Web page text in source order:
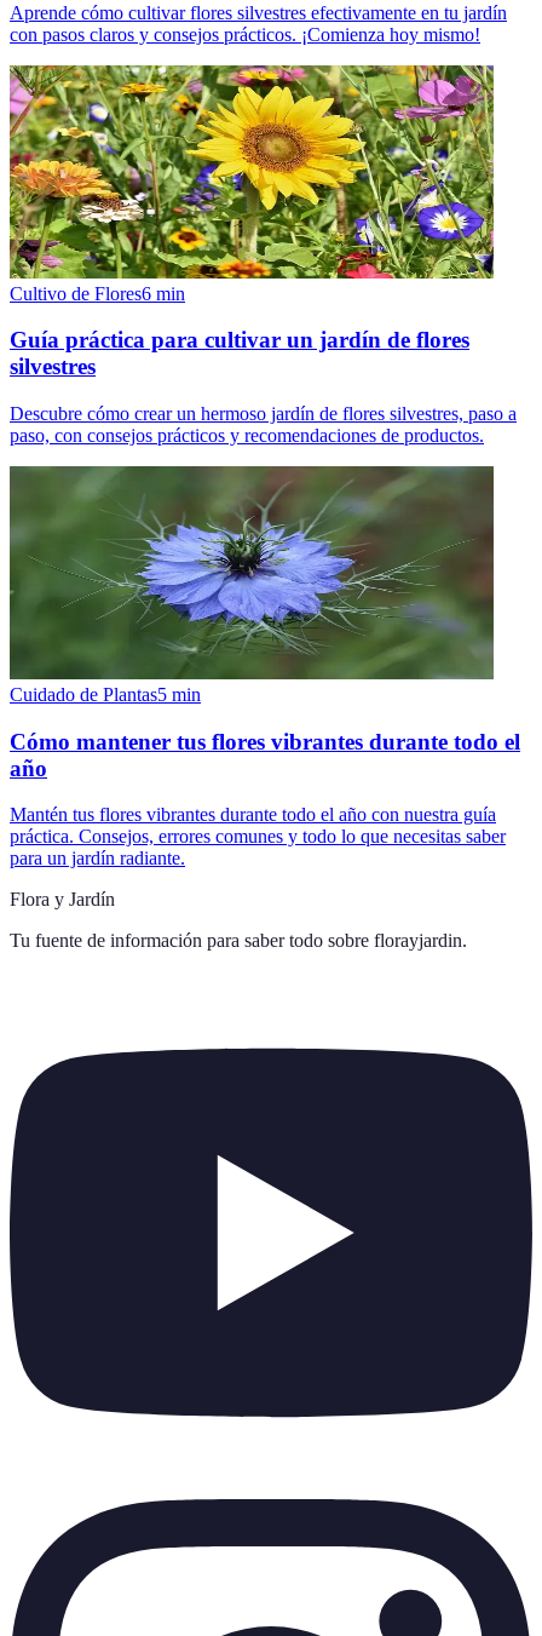
Aprende cómo cultivar flores silvestres efectivamente en tu jardín
con pasos claros y consejos prácticos. ¡Comienza hoy mismo!
Cultivo de Flores6 min
Guía práctica para cultivar un jardín de flores
silvestres
Descubre cómo crear un hermoso jardín de flores silvestres, paso a
paso, con consejos prácticos y recomendaciones de productos.
Cuidado de Plantas5 min
Cómo mantener tus flores vibrantes durante todo el
año
Mantén tus flores vibrantes durante todo el año con nuestra guía
práctica. Consejos, errores comunes y todo lo que necesitas saber
para un jardín radiante.
Flora y Jardín
Tu fuente de información para saber todo sobre florayjardin.